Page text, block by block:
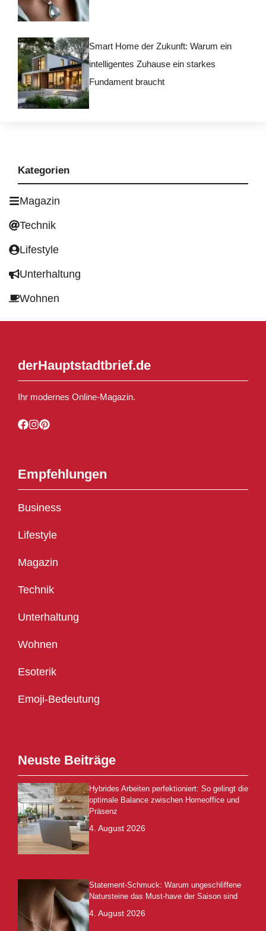
Smart Home der Zukunft: Warum ein
intelligentes Zuhause ein starkes
Fundament braucht
Kategorien
Magazin
Technik
Lifestyle
Unterhaltung
Wohnen
derHauptstadtbrief.de
Ihr modernes Online-Magazin.
Empfehlungen
Business
Lifestyle
Magazin
Technik
Unterhaltung
Wohnen
Esoterik
Emoji-Bedeutung
Neuste Beiträge
Hybrides Arbeiten perfektioniert: So gelingt die
optimale Balance zwischen Homeoffice und
Präsenz
4. August 2026
Statement-Schmuck: Warum ungeschliffene
Natursteine das Must-have der Saison sind
4. August 2026